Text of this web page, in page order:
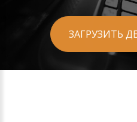
ЗАГРУЗИТЬ